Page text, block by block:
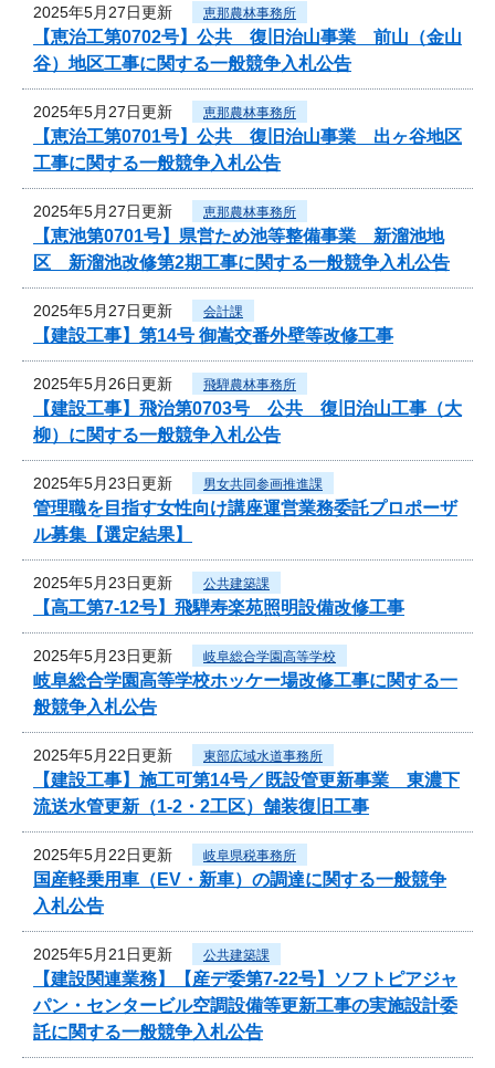
2025年5月27日更新 恵那農林事務所
【恵治工第0702号】公共 復旧治山事業 前山（金山
谷）地区工事に関する一般競争入札公告
2025年5月27日更新 恵那農林事務所
【恵治工第0701号】公共 復旧治山事業 出ヶ谷地区
工事に関する一般競争入札公告
2025年5月27日更新 恵那農林事務所
【恵池第0701号】県営ため池等整備事業 新溜池地
区 新溜池改修第2期工事に関する一般競争入札公告
2025年5月27日更新 会計課
【建設工事】第14号 御嵩交番外壁等改修工事
2025年5月26日更新 飛騨農林事務所
【建設工事】飛治第0703号 公共 復旧治山工事（大
柳）に関する一般競争入札公告
2025年5月23日更新 男女共同参画推進課
管理職を目指す女性向け講座運営業務委託プロポーザ
ル募集【選定結果】
2025年5月23日更新 公共建築課
【高工第7-12号】飛騨寿楽苑照明設備改修工事
2025年5月23日更新 岐阜総合学園高等学校
岐阜総合学園高等学校ホッケー場改修工事に関する一
般競争入札公告
2025年5月22日更新 東部広域水道事務所
【建設工事】施工可第14号／既設管更新事業 東濃下
流送水管更新（1-2・2工区）舗装復旧工事
2025年5月22日更新 岐阜県税事務所
国産軽乗用車（EV・新車）の調達に関する一般競争
入札公告
2025年5月21日更新 公共建築課
【建設関連業務】【産デ委第7-22号】ソフトピアジャ
パン・センタービル空調設備等更新工事の実施設計委
託に関する一般競争入札公告